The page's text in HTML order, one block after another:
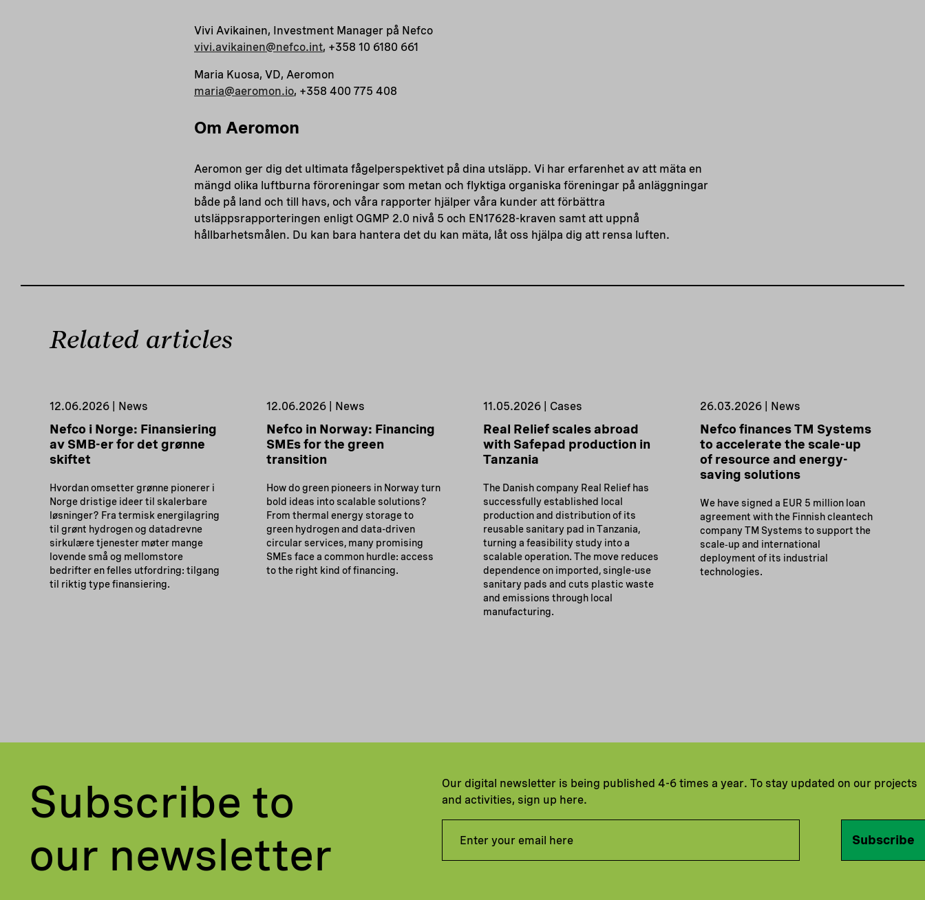
Vivi Avikainen, Investment Manager på Nefco
vivi.avikainen@nefco.int, +358 10 6180 661
Maria Kuosa, VD, Aeromon
maria@aeromon.io, +358 400 775 408
Om Aeromon
Aeromon ger dig det ultimata fågelperspektivet på dina utsläpp. Vi har erfarenhet av att mäta en
mängd olika luftburna föroreningar som metan och flyktiga organiska föreningar på anläggningar
både på land och till havs, och våra rapporter hjälper våra kunder att förbättra
utsläppsrapporteringen enligt OGMP 2.0 nivå 5 och EN17628-kraven samt att uppnå
hållbarhetsmålen. Du kan bara hantera det du kan mäta, låt oss hjälpa dig att rensa luften.
Related articles
12.06.2026 | News
Nefco i Norge: Finansiering
av SMB-er for det grønne
skiftet
Hvordan omsetter grønne pionerer i
Norge dristige ideer til skalerbare
løsninger? Fra termisk energilagring
til grønt hydrogen og datadrevne
sirkulære tjenester møter mange
lovende små og mellomstore
bedrifter en felles utfordring: tilgang
til riktig type finansiering.
12.06.2026 | News
Nefco in Norway: Financing
SMEs for the green
transition
How do green pioneers in Norway turn
bold ideas into scalable solutions?
From thermal energy storage to
green hydrogen and data-driven
circular services, many promising
SMEs face a common hurdle: access
to the right kind of financing.
11.05.2026 | Cases
Real Relief scales abroad
with Safepad production in
Tanzania
The Danish company Real Relief has
successfully established local
production and distribution of its
reusable sanitary pad in Tanzania,
turning a feasibility study into a
scalable operation. The move reduces
dependence on imported, single-use
sanitary pads and cuts plastic waste
and emissions through local
manufacturing.
26.03.2026 | News
Nefco finances TM Systems
to accelerate the scale-up
of resource and energy-
saving solutions
We have signed a EUR 5 million loan
agreement with the Finnish cleantech
company TM Systems to support the
scale‑up and international
deployment of its industrial
technologies.
Subscribe to
our newsletter
Our digital newsletter is being published 4-6 times a year. To stay updated on our projects
and activities, sign up here.
Subscribe